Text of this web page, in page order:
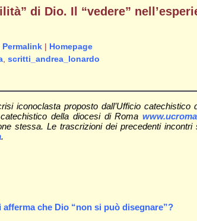
di Dio. Il “vedere”
Permalink| Homepage
, scritti_andrea_lonardo
iconoclasta proposto dall’Ufficio
della diocesi di Roma
stessa. Le trascrizioni dei precedenti
.
che Dio “non si può disegnare”?